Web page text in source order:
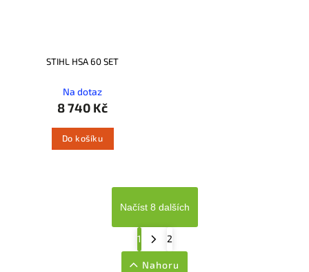
STIHL HSA 60 SET
Na dotaz
8 740 Kč
Do košíku
Načíst 8 dalších
1 2
Nahoru